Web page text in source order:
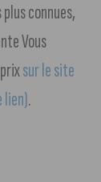
connues,
Vous
sur le site
lien).